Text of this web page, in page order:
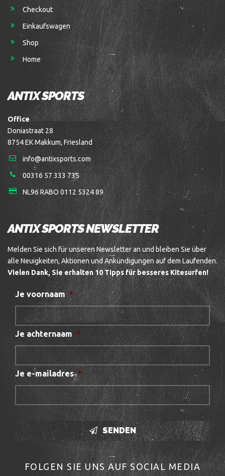
Checkout
Einkaufswagen
Shop
Home
ANTIX SPORTS
Office
Doniastraat 28
8754 EK Makkum, Friesland
info@antixsports.com
00316 57 333 735
NL96 RABO 0112 5324 89
ANTIX SPORTS NEWSLETTER
Melden Sie sich für unseren Newsletter an und bleiben Sie über
alle Neuigkeiten, Aktionen und Ankündigungen auf dem Laufenden.
Vielen Dank, Sie erhalten 10 Tipps für besseres Kitesurfen!
Je voornaam *
Je achternaam *
Je e-mailadres *
SENDEN
FOLGEN SIE UNS AUF SOCIAL MEDIA